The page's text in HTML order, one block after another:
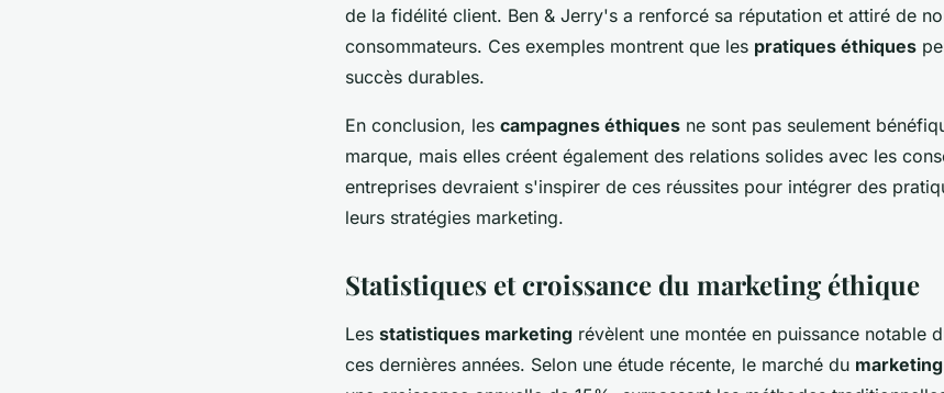
de la fidélité client. Ben & Jerry's a renforcé sa réputation et attiré de
consommateurs. Ces exemples montrent que les pratiques éthiques
succès durables.
En conclusion, les campagnes éthiques ne sont pas seulement
marque, mais elles créent également des relations solides avec les
entreprises devraient s'inspirer de ces réussites pour intégrer des
leurs stratégies marketing.
Statistiques et croissance du marketing éthique
Les statistiques marketing révèlent une montée en puissance notable
ces dernières années. Selon une étude récente, le marché du